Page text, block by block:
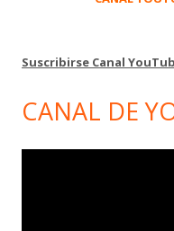
Suscribirse Canal
CANAL DE